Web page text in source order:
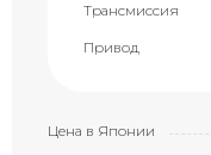
Трансмиссия
Привод
Цена в Японии